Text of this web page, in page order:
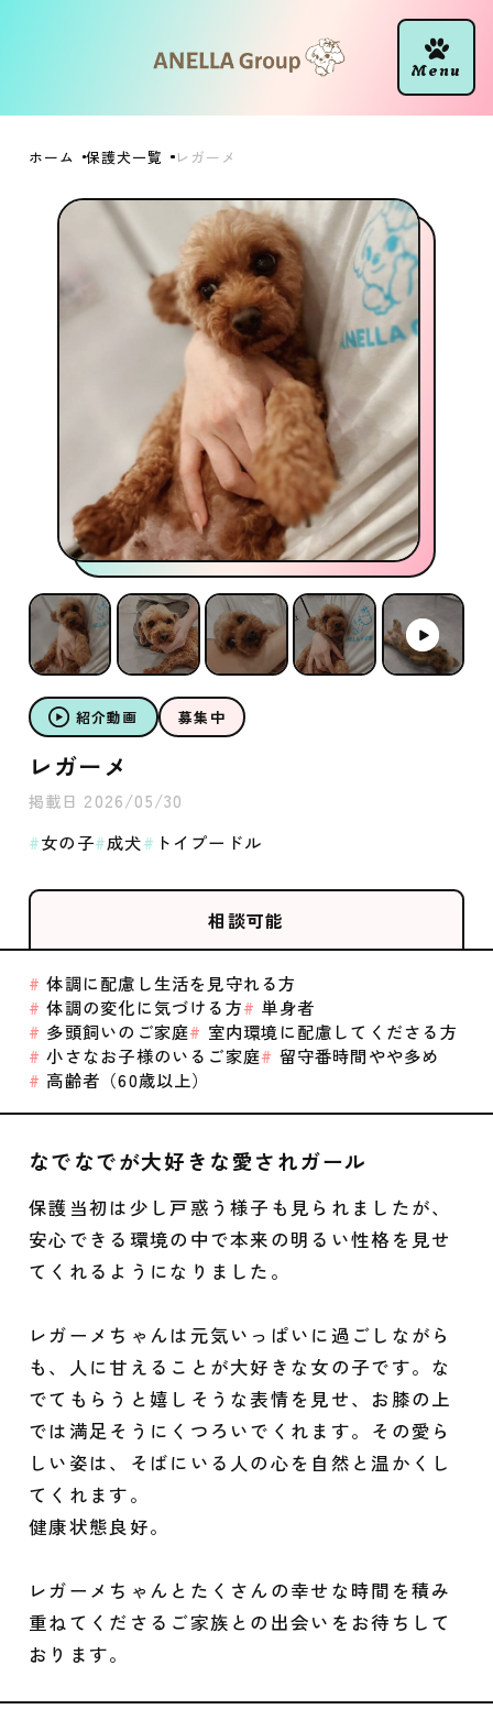
ホーム 保護犬一覧 レガーメ
紹介動画 募集中
レガーメ
掲載日 2026/05/30
女の子 成犬 トイプードル
相談可能
体調に配慮し生活を見守れる方
体調の変化に気づける方
単身者
多頭飼いのご家庭
室内環境に配慮してくださる方
小さなお子様のいるご家庭
留守番時間やや多め
高齢者（60歳以上）
なでなでが大好きな愛されガール
保護当初は少し戸惑う様子も見られましたが、
安心できる環境の中で本来の明るい性格を見せ
てくれるようになりました。
レガーメちゃんは元気いっぱいに過ごしながら
も、人に甘えることが大好きな女の子です。な
でてもらうと嬉しそうな表情を見せ、お膝の上
では満足そうにくつろいでくれます。その愛ら
しい姿は、そばにいる人の心を自然と温かくし
てくれます。
健康状態良好。
レガーメちゃんとたくさんの幸せな時間を積み
重ねてくださるご家族との出会いをお待ちして
おります。